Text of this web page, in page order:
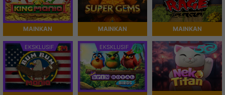
MAINKAN MAINKAN MAINKAN
EKSKLUSIF EKSKLUSIF